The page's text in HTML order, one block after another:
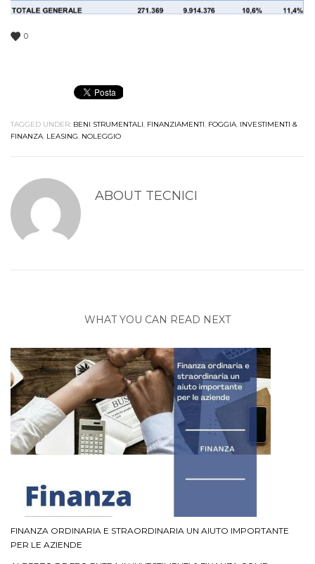
0
TAGGED UNDER: BENI STRUMENTALI, FINANZIAMENTI, FOGGIA, INVESTIMENTI &
FINANZA, LEASING, NOLEGGIO
ABOUT TECNICI
WHAT YOU CAN READ NEXT
FINANZA ORDINARIA E STRAORDINARIA UN AIUTO IMPORTANTE
PER LE AZIENDE